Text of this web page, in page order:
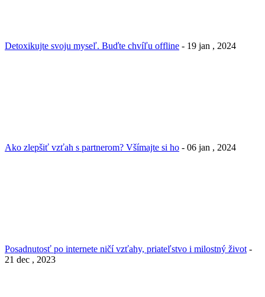
Detoxikujte svoju myseľ. Buďte chvíľu offline - 19 jan , 2024
Ako zlepšiť vzťah s partnerom? Všímajte si ho - 06 jan , 2024
Posadnutosť po internete ničí vzťahy, priateľstvo i milostný život -
21 dec , 2023